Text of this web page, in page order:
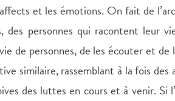
et les émotions. On fait de
des personnes qui racontent leur
de personnes, de les écouter et de
similaire, rassemblant à la fois des
des luttes en cours et à venir. Si